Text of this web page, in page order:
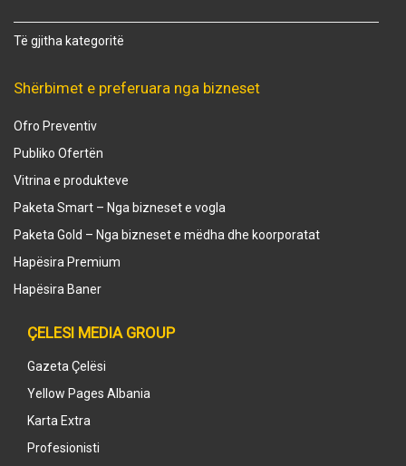
Të gjitha kategoritë
Shërbimet e preferuara nga bizneset
Ofro Preventiv
Publiko Ofertën
Vitrina e produkteve
Paketa Smart – Nga bizneset e vogla
Paketa Gold – Nga bizneset e mëdha dhe koorporatat
Hapësira Premium
Hapësira Baner
ÇELESI MEDIA GROUP
Gazeta Çelësi
Yellow Pages Albania
Karta Extra
Profesionisti